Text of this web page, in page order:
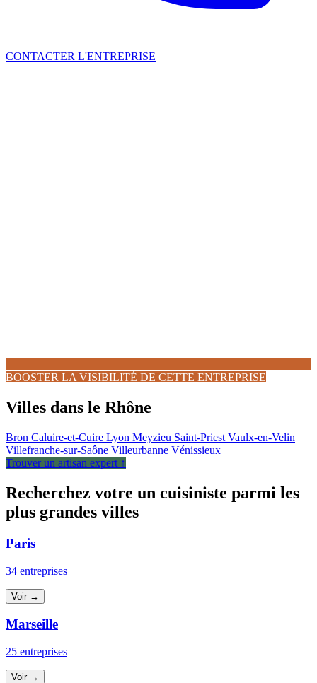
CONTACTER L'ENTREPRISE
BOOSTER LA VISIBILITÉ DE CETTE ENTREPRISE
Villes dans le Rhône
Bron Caluire-et-Cuire Lyon Meyzieu Saint-Priest Vaulx-en-Velin
Villefranche-sur-Saône Villeurbanne Vénissieux
Trouver un artisan expert ↑
Recherchez votre un cuisiniste parmi les
plus grandes villes
Paris
34 entreprises
Voir →
Marseille
25 entreprises
Voir →